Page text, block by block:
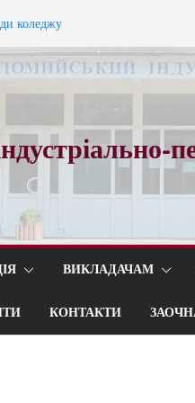
коледжу
вальсу…
ВИКЛАДАЧАМ
КОНТАКТИ